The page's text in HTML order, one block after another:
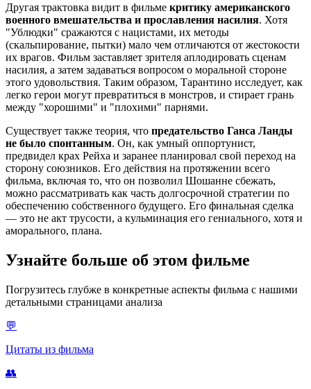
Другая трактовка видит в фильме критику американского
военного вмешательства и прославления насилия. Хотя
"Ублюдки" сражаются с нацистами, их методы
(скальпирование, пытки) мало чем отличаются от жестокости
их врагов. Фильм заставляет зрителя аплодировать сценам
насилия, а затем задаваться вопросом о моральной стороне
этого удовольствия. Таким образом, Тарантино исследует, как
легко герои могут превратиться в монстров, и стирает грань
между "хорошими" и "плохими" парнями.
Существует также теория, что предательство Ганса Ланды
не было спонтанным. Он, как умный оппортунист,
предвидел крах Рейха и заранее планировал свой переход на
сторону союзников. Его действия на протяжении всего
фильма, включая то, что он позволил Шошанне сбежать,
можно рассматривать как часть долгосрочной стратегии по
обеспечению собственного будущего. Его финальная сделка
— это не акт трусости, а кульминация его гениального, хотя и
аморального, плана.
Узнайте больше об этом фильме
Погрузитесь глубже в конкретные аспекты фильма с нашими
детальными страницами анализа
💬
Цитаты из фильма
👥